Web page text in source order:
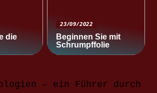
die
23/09/2022
Beginnen Sie mit
Schrumpffolie
– ein Führer durch